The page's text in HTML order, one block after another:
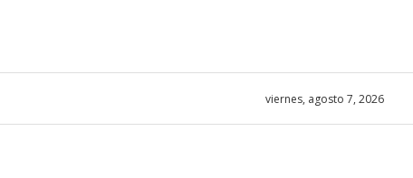
viernes, agosto 7, 2026